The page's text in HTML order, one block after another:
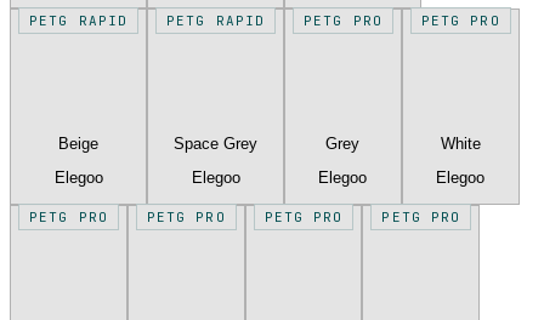
PETG RAPID
Beige
Elegoo
PETG RAPID
Space Grey
Elegoo
PETG PRO
Grey
Elegoo
PETG PRO
White
Elegoo
PETG PRO PETG PRO PETG PRO PETG PRO